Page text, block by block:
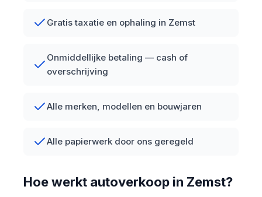
Gratis taxatie en ophaling in Zemst
Onmiddellijke betaling — cash of
overschrijving
Alle merken, modellen en bouwjaren
Alle papierwerk door ons geregeld
Hoe werkt autoverkoop in Zemst?